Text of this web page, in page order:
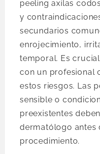
peeling axilas
y
secundarios
enrojecimiento,
temporal. Es
con un profesional
estos riesgos. Las
sensible o
preexistentes
dermatólogo antes
procedimiento.